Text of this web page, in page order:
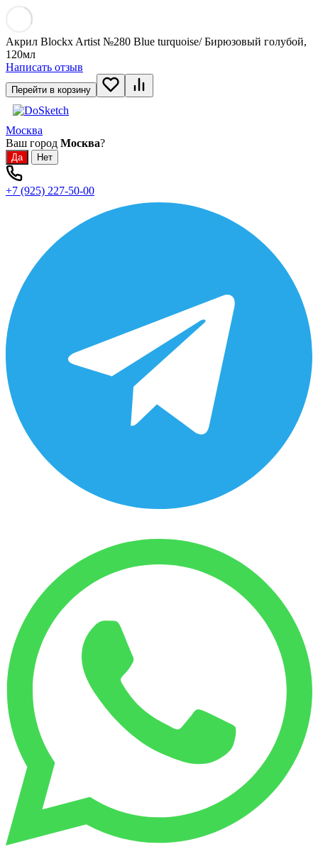
Акрил Blockx Artist №280 Blue turquoise/ Бирюзовый голубой,
120мл
Написать отзыв
Перейти в корзину
Москва
Ваш город Москва?
+7 (925) 227-50-00